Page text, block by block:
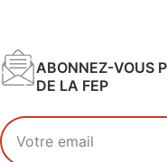
ABONNEZ-VOUS
DE LA FEP
Votre adresse email